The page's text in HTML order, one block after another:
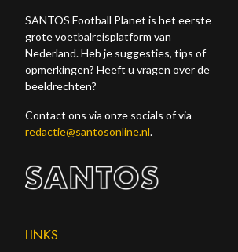
SANTOS Football Planet is het eerste
grote voetbalreisplatform van
Nederland. Heb je suggesties, tips of
opmerkingen? Heeft u vragen over de
beeldrechten?
Contact ons via onze socials of via
redactie@santosonline.nl.
LINKS